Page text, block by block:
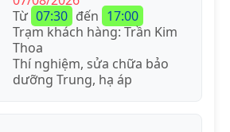
Từ 07:30 đến 17:00
Trạm khách hàng: Trần Kim
Thoa
Thí nghiệm, sửa chữa bảo
dưỡng Trung, hạ áp